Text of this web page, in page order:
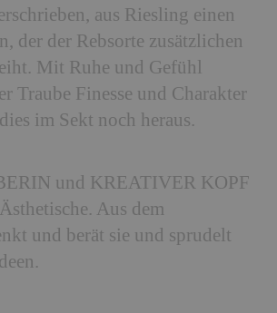
aus Riesling einen
der der Rebsorte zusätzlichen
Mit Ruhe und Gefühl
Traube Finesse und Charakter
im Sekt noch heraus.
und KREATIVER KOPF
Aus dem
und berät sie und sprudelt